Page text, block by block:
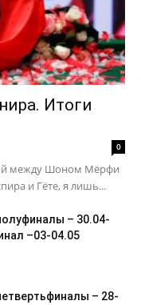
Итоги
0
между Шоном Мёрфи
и Гёте, я лишь...
– 30.04-
–03-04.05
– 28-